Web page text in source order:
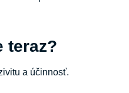
teraz?
a účinnosť.